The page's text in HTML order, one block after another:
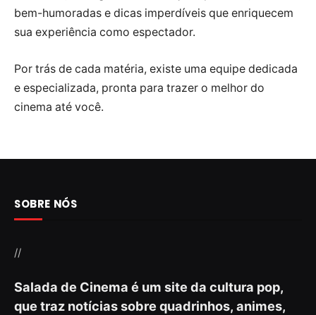
bem-humoradas e dicas imperdíveis que enriquecem
sua experiência como espectador.
Por trás de cada matéria, existe uma equipe dedicada
e especializada, pronta para trazer o melhor do
cinema até você.
SOBRE NÓS
//
Salada de Cinema é um site da cultura pop,
que traz notícias sobre quadrinhos, animes,